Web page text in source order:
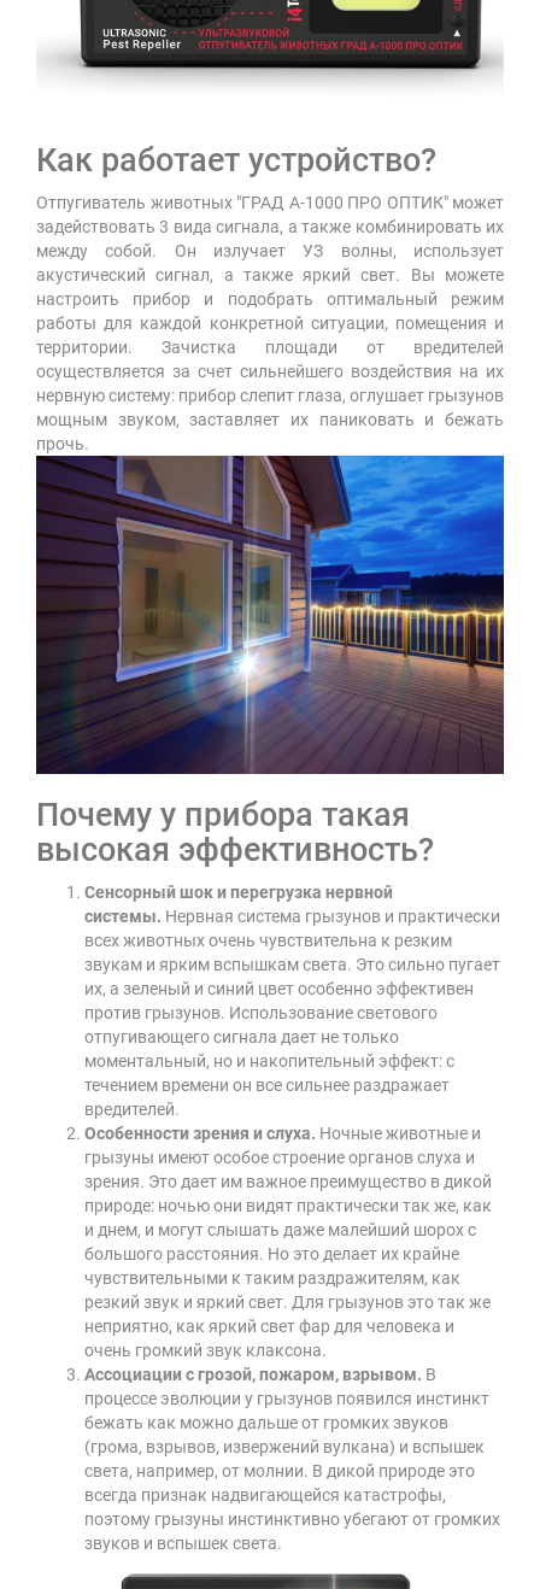
Как работает устройство?
Отпугиватель животных "ГРАД А-1000 ПРО ОПТИК" может
задействовать 3 вида сигнала, а также комбинировать их
между собой. Он излучает УЗ волны, использует
акустический сигнал, а также яркий свет. Вы можете
настроить прибор и подобрать оптимальный режим
работы для каждой конкретной ситуации, помещения и
территории. Зачистка площади от вредителей
осуществляется за счет сильнейшего воздействия на их
нервную систему: прибор слепит глаза, оглушает грызунов
мощным звуком, заставляет их паниковать и бежать
прочь.
Почему у прибора такая
высокая эффективность?
Сенсорный шок и перегрузка нервной
системы. Нервная система грызунов и практически
всех животных очень чувствительна к резким
звукам и ярким вспышкам света. Это сильно пугает
их, а зеленый и синий цвет особенно эффективен
против грызунов. Использование светового
отпугивающего сигнала дает не только
моментальный, но и накопительный эффект: с
течением времени он все сильнее раздражает
вредителей.
Особенности зрения и слуха. Ночные животные и
грызуны имеют особое строение органов слуха и
зрения. Это дает им важное преимущество в дикой
природе: ночью они видят практически так же, как
и днем, и могут слышать даже малейший шорох с
большого расстояния. Но это делает их крайне
чувствительными к таким раздражителям, как
резкий звук и яркий свет. Для грызунов это так же
неприятно, как яркий свет фар для человека и
очень громкий звук клаксона.
Ассоциации с грозой, пожаром, взрывом. В
процессе эволюции у грызунов появился инстинкт
бежать как можно дальше от громких звуков
(грома, взрывов, извержений вулкана) и вспышек
света, например, от молнии. В дикой природе это
всегда признак надвигающейся катастрофы,
поэтому грызуны инстинктивно убегают от громких
звуков и вспышек света.